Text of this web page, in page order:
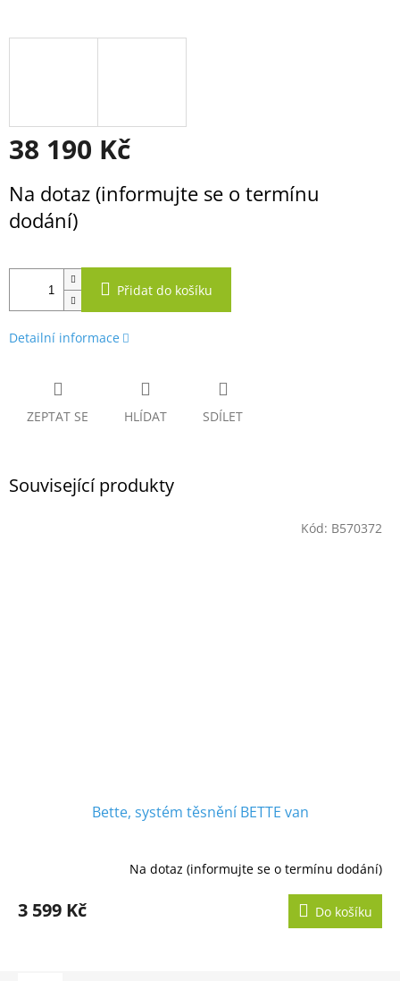
38 190 Kč
cena:
Na dotaz (informujte se o termínu
dodání)
Přidat do košíku
Detailní informace
ZEPTAT SE HLÍDAT SDÍLET
Související produkty
Bette, systém těsnění BETTE van
Na dotaz (informujte se o termínu dodání)
3 599 Kč Do košíku
Kód: B570372